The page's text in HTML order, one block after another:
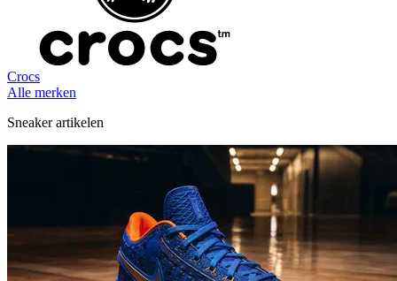
Crocs
Alle merken
Sneaker artikelen